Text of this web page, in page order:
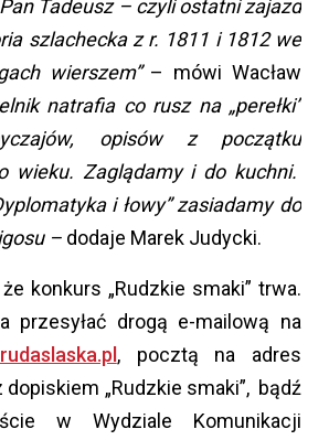
Tadeusz – czyli ostatni zajazd
szlachecka z r. 1811 i 1812 we
wierszem”– mówi Wacław
natrafia co rusz na „perełki”
opisów z początku
wieku. Zaglądamy i do kuchni.
i łowy” zasiadamy do
– dodaje Marek Judycki.
konkurs „Rudzkie smaki” trwa.
przesyłać drogą e-mailową na
, pocztą na adres
dopiskiem „Rudzkie smaki”, bądź
w Wydziale Komunikacji